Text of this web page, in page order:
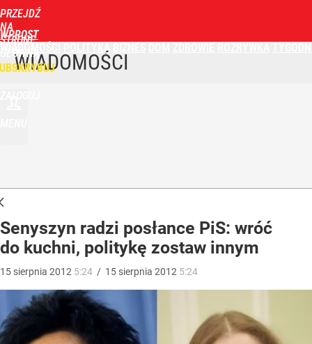
PRZEJDŹ
NA
STRONĘ
GŁÓWNĄ
WPROST
POLITYKA
WIADOMOŚCI
Senyszyn radzi posłance PiS: wróć
do kuchni, politykę zostaw innym
15 sierpnia 2012 5:24 / 15 sierpnia 2012 5:24